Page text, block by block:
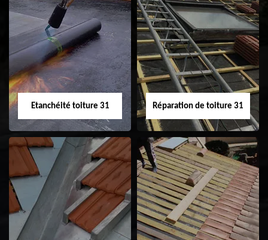
Peinture sur tuile
31
Nettoyage
demoussage de
toiture 31
Etanchéité toiture 31
Etanchéité toiture
31
Réparation de toiture 31
Réparation de
toiture 31